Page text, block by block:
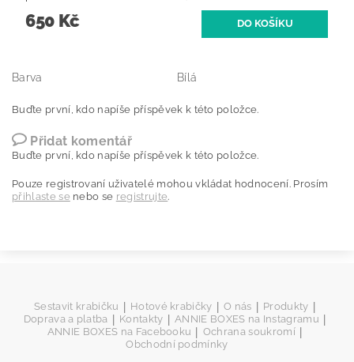
650 Kč
Barva Bílá
Buďte první, kdo napíše příspěvek k této položce.
Přidat komentář
Buďte první, kdo napíše příspěvek k této položce.
Pouze registrovaní uživatelé mohou vkládat hodnocení. Prosím
přihlaste se nebo se registrujte.
Sestavit krabičku | Hotové krabičky | O nás | Produkty |
Doprava a platba | Kontakty | ANNIE BOXES na Instagramu |
ANNIE BOXES na Facebooku | Ochrana soukromí |
Obchodní podmínky